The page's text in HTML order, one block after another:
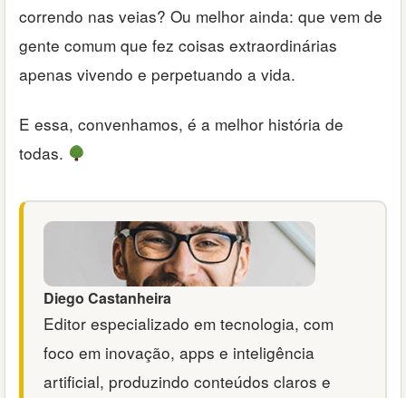
correndo nas veias? Ou melhor ainda: que vem de
gente comum que fez coisas extraordinárias
apenas vivendo e perpetuando a vida.
E essa, convenhamos, é a melhor história de
todas.
Diego Castanheira
Editor especializado em tecnologia, com
foco em inovação, apps e inteligência
artificial, produzindo conteúdos claros e